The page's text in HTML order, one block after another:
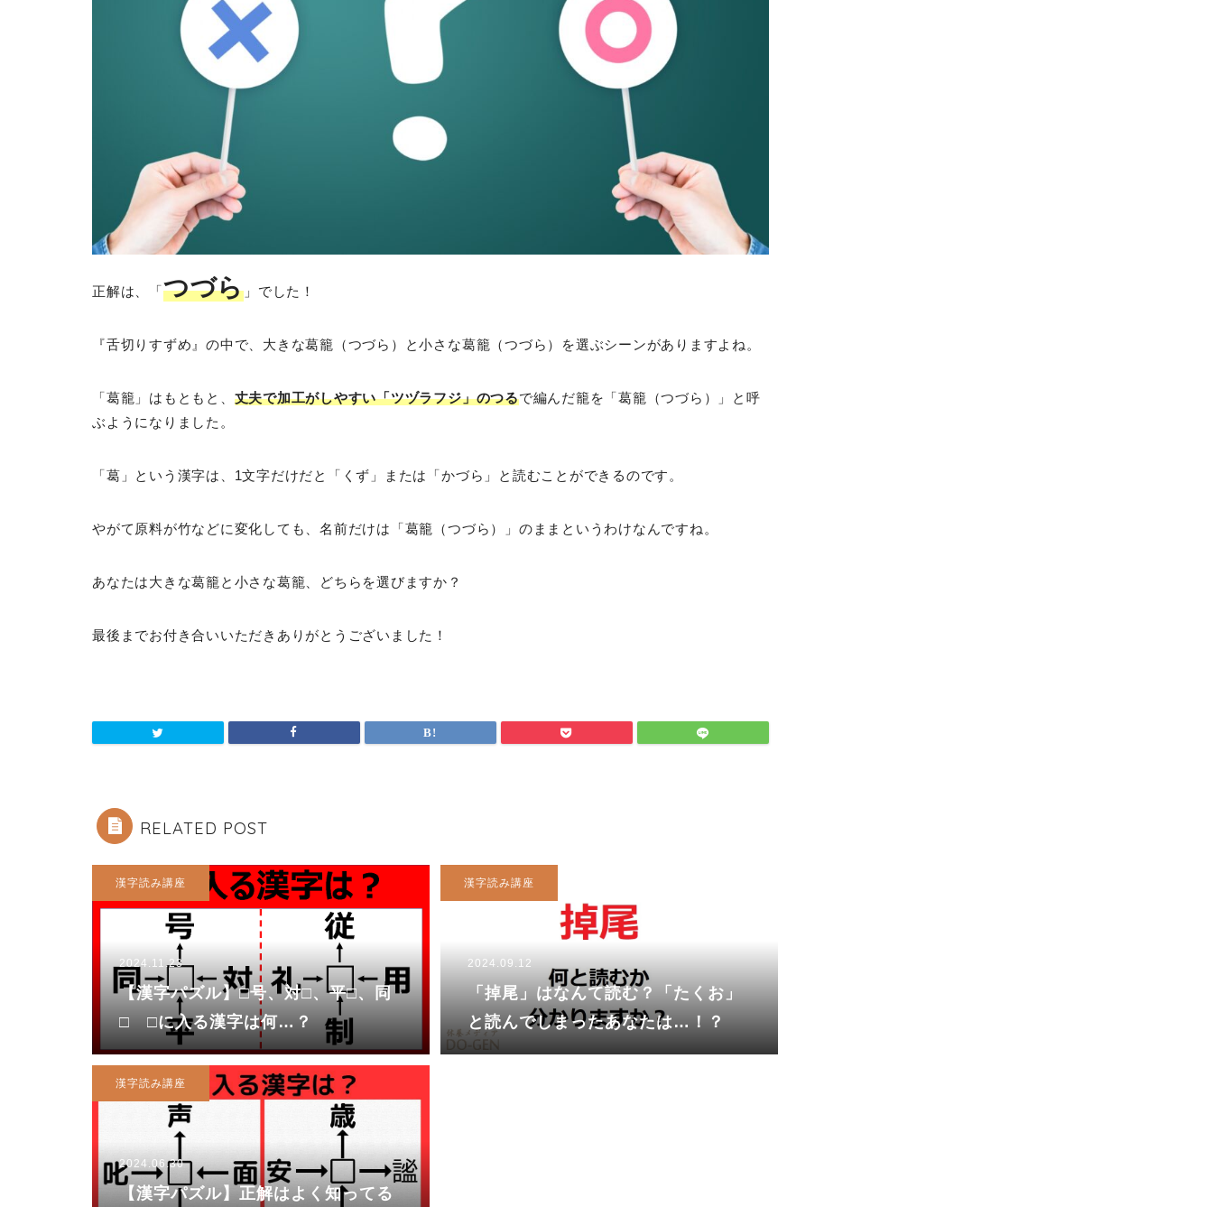
正解は、「つづら 」でした！
『舌切りすずめ』の中で、大きな葛籠（つづら）と小さな葛籠（つづら）を選ぶシーンがありますよね。
「葛籠」はもともと、 丈夫で加工がしやすい「ツヅラフジ」のつるで編んだ籠を「葛籠（つづら）」と呼
ぶようになりました。
「葛」という漢字は、1文字だけだと「くず」または「かづら」と読むことができるのです。
やがて原料が竹などに変化しても、名前だけは「葛籠（つづら）」のままというわけなんですね。
あなたは大きな葛籠と小さな葛籠、どちらを選びますか？
最後までお付き合いいただきありがとうございました！
RELATED POST
漢字読み講座
2024.11.23
【漢字パズル】□号、対□、平□、同
□ □に入る漢字は何…？
漢字読み講座
2024.09.12
「掉尾」はなんて読む？「たくお」
と読んでしまったあなたは…！？
漢字読み講座
2024.06.30
【漢字パズル】正解はよく知ってる